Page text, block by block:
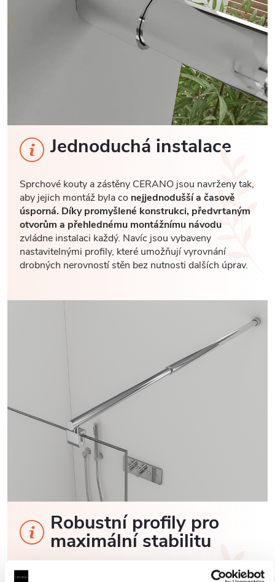
Jednoduchá instalace
Sprchové kouty a zástěny CERANO jsou navrženy tak,
aby jejich montáž byla co nejjednodušší a časově
úsporná. Díky promyšlené konstrukci, předvrtaným
otvorům a přehlednému montážnímu návodu
zvládne instalaci každý. Navíc jsou vybaveny
nastavitelnými profily, které umožňují vyrovnání
drobných nerovností stěn bez nutnosti dalších úprav.
Robustní profily pro
maximální stabilitu
Sprchové kouty a zástěny CERANO jsou vybaveny